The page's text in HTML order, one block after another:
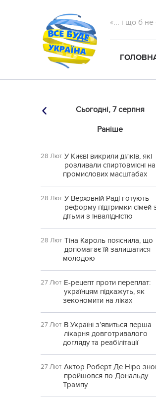
«... і що б
Сьогодні, 7 серпня
Раніше
28 Лют У Києві викрили ділків, які
розливали спиртовмісні
промислових масштабах
28 Лют У Верховній Раді готують
реформу підтримки сімей
дітьми з інвалідністю
28 Лют Тіна Кароль пояснила, що
допомагає їй залишатися
молодою
27 Лют Е-рецепт проти переплат:
українцям підкажуть, як
зекономити на ліках
27 Лют В Україні з’явиться перша
лікарня довготривалого
догляду та реабілітації
27 Лют Актор Роберт Де Ніро
пройшовся по Дональду
Трампу